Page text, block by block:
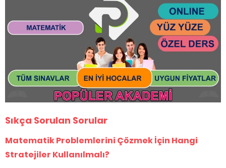
Sıkça Sorulan Sorular
Matematik Problemlerini Çözmek İçin Hangi
Stratejiler Kullanılmalı?